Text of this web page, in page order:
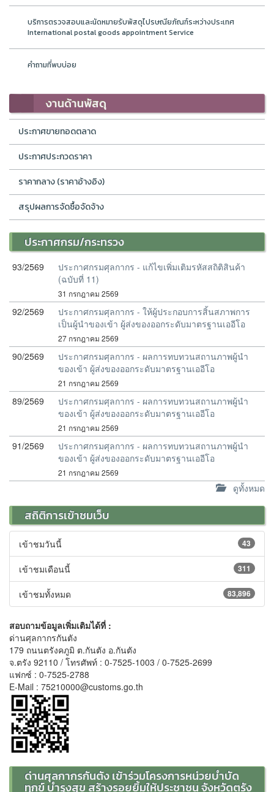
บริการตรวจสอบและนัดหมายรับพัสดุไปรษณียภัณฑ์ระหว่างประเทศ
International postal goods appointment Service
คำถามที่พบบ่อย
งานด้านพัสดุ
ประกาศขายทอดตลาด
ประกาศประกวดราคา
ราคากลาง (ราคาอ้างอิง)
สรุปผลการจัดซื้อจัดจ้าง
ประกาศกรม/กระทรวง
93/2569
ประกาศกรมศุลกากร - แก้ไขเพิ่มเติมรหัสสถิติสินค้า
(ฉบับที่ 11)
31 กรกฎาคม 2569
92/2569
ประกาศกรมศุลกากร - ให้ผู้ประกอบการสิ้นสภาพการ
เป็นผู้นำของเข้า ผู้ส่งของออกระดับมาตรฐานเออีโอ
27 กรกฎาคม 2569
90/2569
ประกาศกรมศุลกากร - ผลการทบทวนสถานภาพผู้นำ
ของเข้า ผู้ส่งของออกระดับมาตรฐานเออีโอ
21 กรกฎาคม 2569
89/2569
ประกาศกรมศุลกากร - ผลการทบทวนสถานภาพผู้นำ
ของเข้า ผู้ส่งของออกระดับมาตรฐานเออีโอ
21 กรกฎาคม 2569
91/2569
ประกาศกรมศุลกากร - ผลการทบทวนสถานภาพผู้นำ
ของเข้า ผู้ส่งของออกระดับมาตรฐานเออีโอ
21 กรกฎาคม 2569
ดูทั้งหมด
สถิติการเข้าชมเว็บ
43
เข้าชมวันนี้
311
เข้าชมเดือนนี้
83,896
เข้าชมทั้งหมด
สอบถามข้อมูลเพิ่มเติมได้ที่ :
ด่านศุลกากรกันตัง
179 ถนนตรังคภูมิ ต.กันตัง อ.กันตัง
จ.ตรัง 92110 / โทรศัพท์ : 0-7525-1003 / 0-7525-2699
แฟกซ์ : 0-7525-2788
E-Mail : 75210000@customs.go.th
ด่านศุลกากรกันตัง เข้าร่วมโครงการหน่วยบำบัด
ทุกข์ บำรุงสุข สร้างรอยยิ้มให้ประชาชน จังหวัดตรัง